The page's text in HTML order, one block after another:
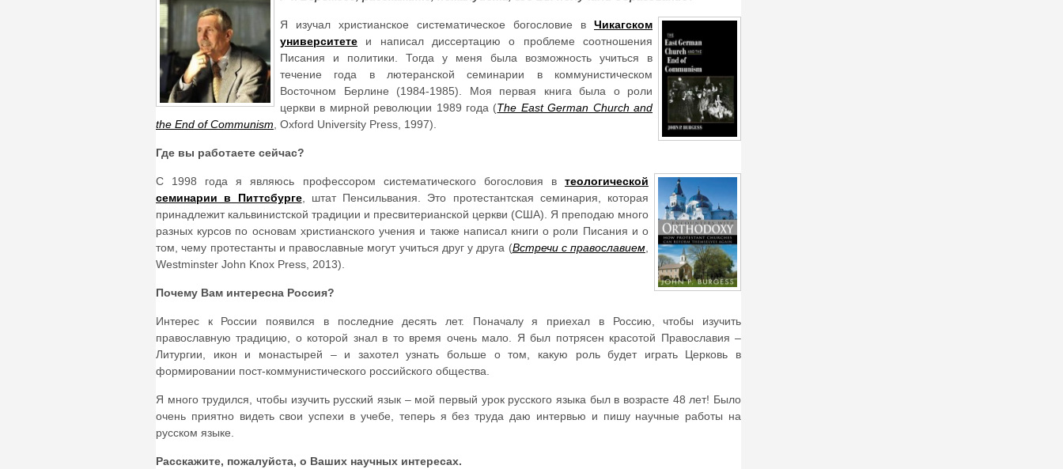
Я изучал христианское систематическое богословие в Чикагском
университете и написал диссертацию о проблеме соотношения
Писания и политики. Тогда у меня была возможность учиться в
течение года в лютеранской семинарии в коммунистическом
Восточном Берлине (1984-1985). Моя первая книга была о роли
церкви в мирной революции 1989 года (The East German Church and
the End of Communism, Oxford University Press, 1997).
Где вы работаете сейчас?
С 1998 года я являюсь профессором систематического богословия в теологической
семинарии в Питтсбурге, штат Пенсильвания. Это протестантская семинария, которая
принадлежит кальвинистской традиции и пресвитерианской церкви (США). Я преподаю много
разных курсов по основам христианского учения и также написал книги о роли Писания и о
том, чему протестанты и православные могут учиться друг у друга (Встречи с православием,
Westminster John Knox Press, 2013).
Почему Вам интересна Россия?
Интерес к России появился в последние десять лет. Поначалу я приехал в Россию, чтобы изучить
православную традицию, о которой знал в то время очень мало. Я был потрясен красотой Православия –
Литургии, икон и монастырей – и захотел узнать больше о том, какую роль будет играть Церковь в
формировании пост-коммунистического российского общества.
Я много трудился, чтобы изучить русский язык – мой первый урок русского языка был в возрасте 48 лет! Было
очень приятно видеть свои успехи в учебе, теперь я без труда даю интервью и пишу научные работы на
русском языке.
Расскажите, пожалуйста, о Ваших научных интересах.